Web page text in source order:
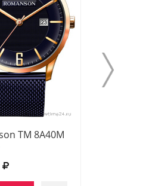
TM 8A40M